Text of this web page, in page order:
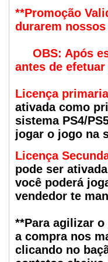
**Promoção
durarem
OBS: Após
antes de
Licença primaria
ativada como
sistema PS4/
jogar o jogo na
Licença
pode ser
você poderá
vendedor te
**Para agilizar
a compra nos
clicando no